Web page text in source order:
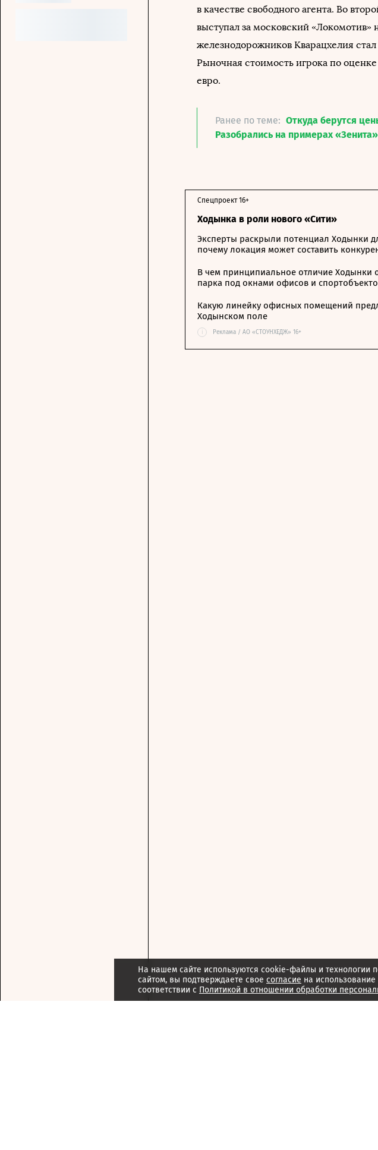
На нашем сайте используются cookie-файлы и технологии
сайтом, вы подтверждаете свое согласие на
соответствии с Политикой в отношении обработки
в качестве свободного агента. Во
выступал за московский «Локомотив»
железнодорожников Кварацхелия
Рыночная стоимость игрока по
евро.
Ранее по теме: Откуда берутся
Разобрались на примерах
Ходынка в роли нового «Сити»
Спецпроект 16+
Эксперты раскрыли потенциал Ходынки
почему локация может составить
В чем принципиальное отличие Ходынки
парка под окнами офисов и
Какую линейку офисных помещений
Ходынском поле
i Реклама / АО «СТОУНХЕДЖ» 16+